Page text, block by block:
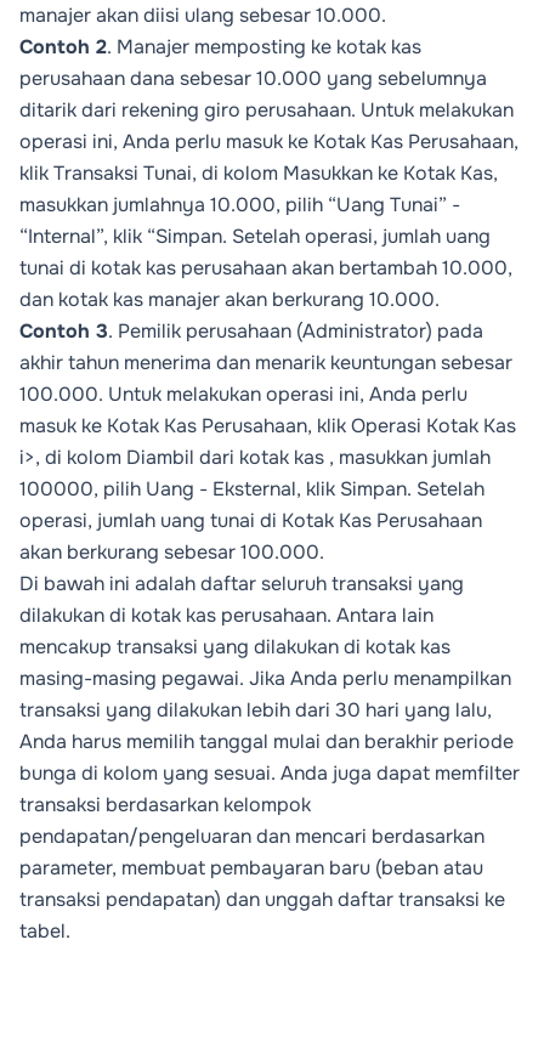
manajer akan diisi ulang sebesar 10.000.
Contoh 2. Manajer memposting ke kotak kas
perusahaan dana sebesar 10.000 yang sebelumnya
ditarik dari rekening giro perusahaan. Untuk melakukan
operasi ini, Anda perlu masuk ke Kotak Kas Perusahaan,
klikTransaksi Tunai, di kolom Masukkan ke Kotak Kas,
masukkan jumlahnya 10.000, pilih “Uang Tunai” -
“Internal”, klik “Simpan. Setelah operasi, jumlah uang
tunai di kotak kas perusahaan akan bertambah 10.000,
dan kotak kas manajer akan berkurang 10.000.
Contoh 3. Pemilik perusahaan (Administrator) pada
akhir tahun menerima dan menarik keuntungan sebesar
100.000. Untuk melakukan operasi ini, Anda perlu
masuk ke Kotak Kas Perusahaan, klikOperasi Kotak Kas
i>, di kolom Diambil dari kotak kas , masukkan jumlah
100000, pilih Uang - Eksternal, klik Simpan. Setelah
operasi, jumlah uang tunai di Kotak Kas Perusahaan
akan berkurang sebesar 100.000.
Di bawah ini adalah daftar seluruh transaksi yang
dilakukan di kotak kas perusahaan. Antara lain
mencakup transaksi yang dilakukan di kotak kas
masing-masing pegawai. Jika Anda perlu menampilkan
transaksi yang dilakukan lebih dari 30 hari yang lalu,
Anda harus memilih tanggal mulai dan berakhir periode
bunga di kolom yang sesuai. Anda juga dapat memfilter
transaksi berdasarkan kelompok
pendapatan/pengeluaran dan mencari berdasarkan
parameter, membuat pembayaran baru (beban atau
transaksi pendapatan) dan unggah daftar transaksi ke
tabel.